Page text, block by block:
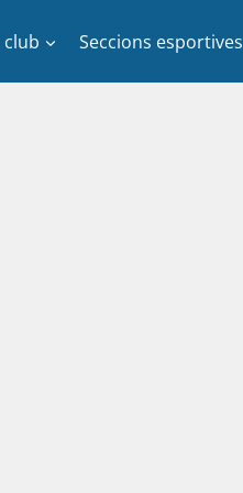
club Seccions esportives